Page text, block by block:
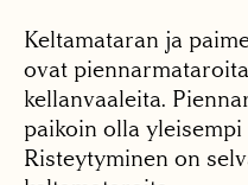
Keltamataran ja
ovat
kellanvaaleita.
paikoin olla
Risteytyminen on